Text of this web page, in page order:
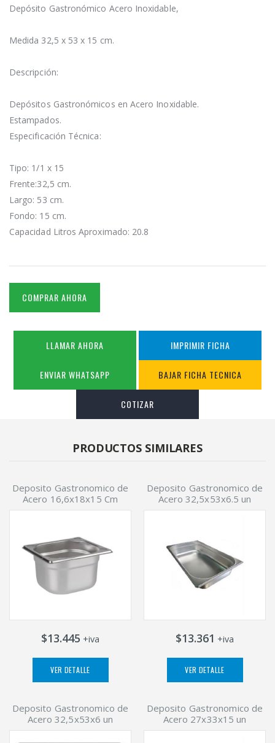
Depósito Gastronómico Acero Inoxidable,
Medida 32,5 x 53 x 15 cm.
Descripción:
Depósitos Gastronómicos en Acero Inoxidable.
Estampados.
Especificación Técnica:
Tipo: 1/1 x 15
Frente:32,5 cm.
Largo: 53 cm.
Fondo: 15 cm.
Capacidad Litros Aproximado: 20.8
COMPRAR AHORA
LLAMAR AHORA IMPRIMIR FICHA
ENVIAR WHATSAPP BAJAR FICHA TECNICA
COTIZAR
PRODUCTOS SIMILARES
Deposito Gastronomico de
Acero 16,6x18x15 Cm
$13.445 +iva
VER DETALLE
Deposito Gastronomico de
Acero 32,5x53x6.5 un
$13.361 +iva
VER DETALLE
Deposito Gastronomico de
Acero 32,5x53x6 un
Deposito Gastronomico de
Acero 27x33x15 un